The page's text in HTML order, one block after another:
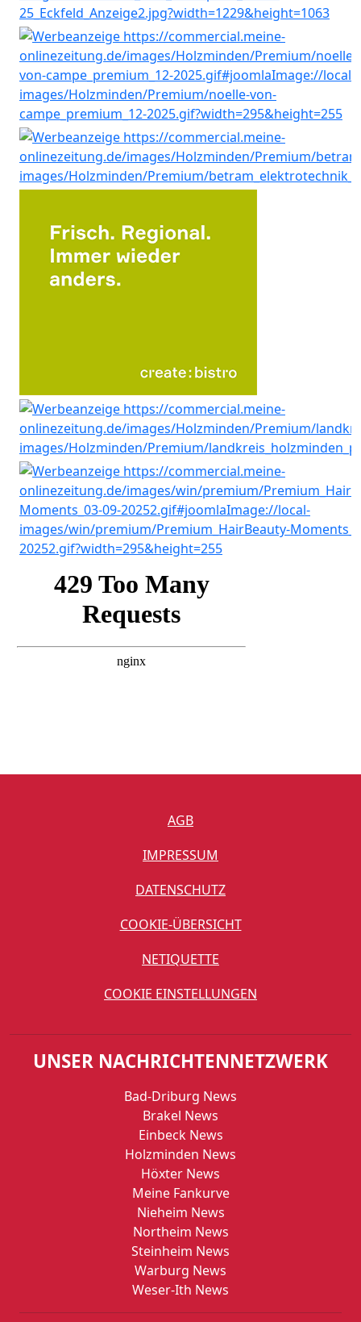
AGB
IMPRESSUM
DATENSCHUTZ
COOKIE-ÜBERSICHT
NETIQUETTE
COOKIE EINSTELLUNGEN
UNSER NACHRICHTENNETZWERK
Bad-Driburg News
Brakel News
Einbeck News
Holzminden News
Höxter News
Meine Fankurve
Nieheim News
Northeim News
Steinheim News
Warburg News
Weser-Ith News